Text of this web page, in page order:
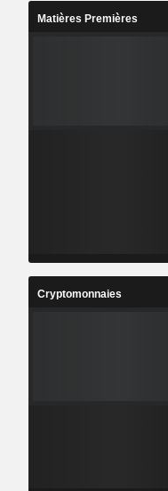
Matières Premières
Cryptomonnaies